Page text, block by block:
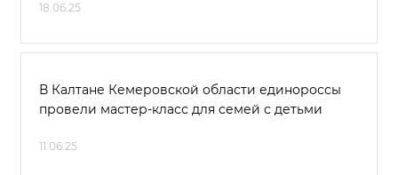
18.06.25
В Калтане Кемеровской области единороссы
провели мастер-класс для семей с детьми
11.06.25